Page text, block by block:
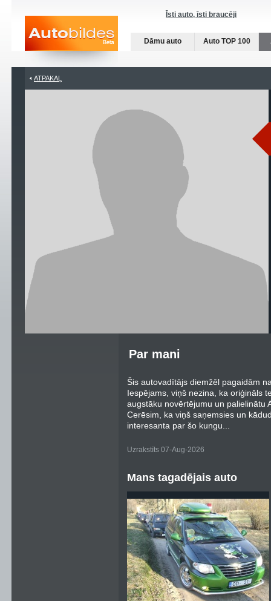
Īsti auto, īsti braucēji
Dāmu auto Auto TOP 100
ATPAKAĻ
Par mani
Šis autovadītājs diemžēl pagaidām
Iespējams, viņš nezina, ka oriģināls
augstāku novērtējumu un palielinātu
Cerēsim, ka viņš saņemsies un
interesanta par šo kungu...
Uzrakstīts 07-Aug-2026
Mans tagadējais auto